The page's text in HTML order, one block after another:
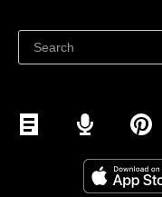
Parduodu Facebook
Parduodu Instagram